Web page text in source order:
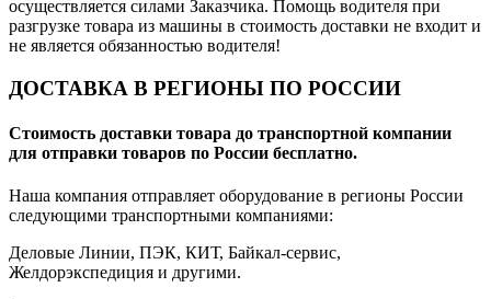
осуществляется силами Заказчика. Помощь водителя при
разгрузке товара из машины в стоимость доставки не входит и
не является обязанностью водителя!
ДОСТАВКА В РЕГИОНЫ ПО РОССИИ
Стоимость доставки товара до транспортной компании
для отправки товаров по России бесплатно.
Наша компания отправляет оборудование в регионы России
следующими транспортными компаниями:
Деловые Линии, ПЭК, КИТ, Байкал-сервис,
Желдорэкспедиция и другими.